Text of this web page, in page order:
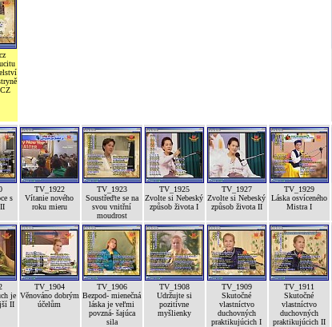
s
TV_1922
Vítanie nového
roku mieru
TV_1923
Soustřeďte se na
svou vnitřní
moudrost
TV_1925
Zvolte si Nebeský
způsob života I
TV_1927
Zvolte si Nebeský
způsob života II
TV_1929
Láska osvíceného
Mistra I
je
II
TV_1904
Věnováno dobrým
účelům
TV_1906
Bezpod- mienečná
láska je veľmi
povzná- šajúca
sila
TV_1908
Udržujte si
pozitívne
myšlienky
TV_1909
Skutočné
vlastníctvo
duchovných
praktikujúcich I
TV_1911
Skutočné
vlastníctvo
duchovných
praktikujúcich II